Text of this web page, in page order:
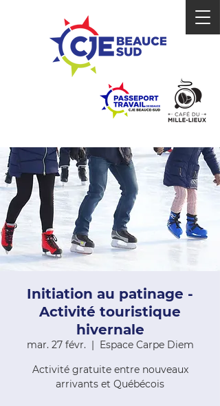
Initiation au patinage -
Activité touristique
hivernale
mar. 27 févr.
  |
Espace Carpe Diem
Activité gratuite entre nouveaux
arrivants et Québécois